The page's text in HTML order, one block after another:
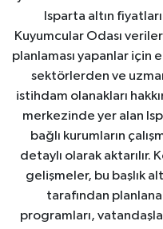
Isparta altın
Kuyumcular Odası
planlaması yapanlar için
sektörlerden ve
istihdam olanakları
merkezinde yer alan
bağlı kurumların
detaylı olarak
gelişmeler, bu başlık
tarafından
programları,